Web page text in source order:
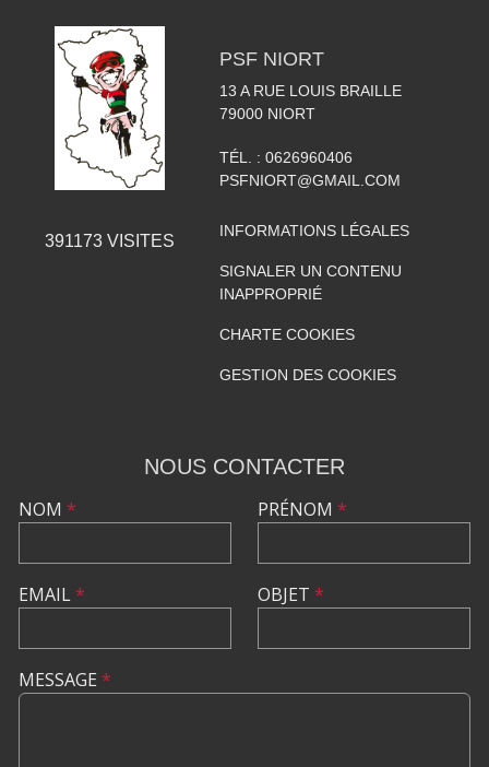
391173VISITES
PSF NIORT
13 A RUE LOUIS BRAILLE
79000 NIORT
TÉL. : 0626960406
PSFNIORT@GMAIL.COM
INFORMATIONS LÉGALES
SIGNALER UN CONTENU
INAPPROPRIÉ
CHARTE COOKIES
GESTION DES COOKIES
NOUS CONTACTER
NOM *
EMAIL*
PRÉNOM *
OBJET *
MESSAGE *